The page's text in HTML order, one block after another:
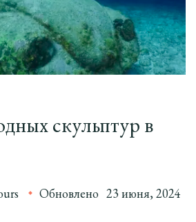
скульптур в
Обновлено 23 июня, 2024